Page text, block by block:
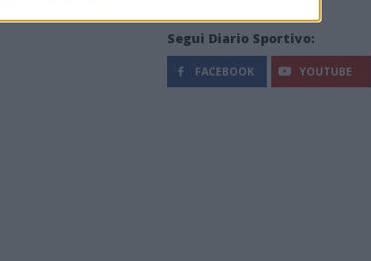
Segui Diario Sportivo:
FACEBOOK YOUTUBE